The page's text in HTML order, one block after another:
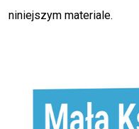
niniejszym materiale.